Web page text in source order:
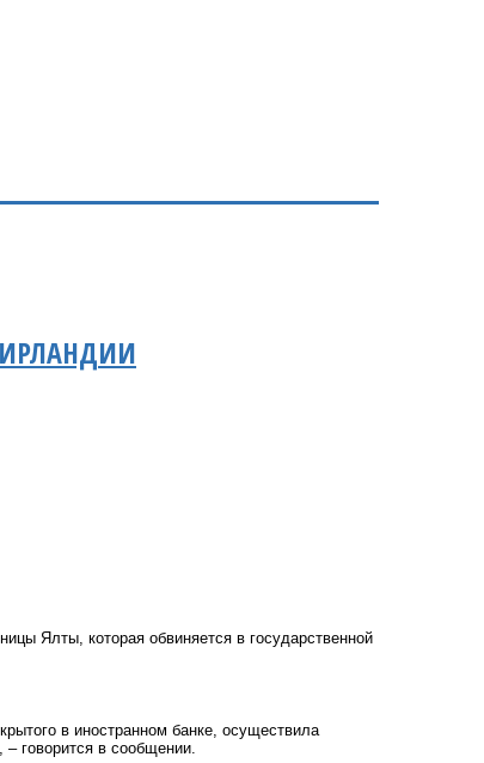
Ялты, которая обвиняется в государственной
в иностранном банке, осуществила
– говорится в сообщении.